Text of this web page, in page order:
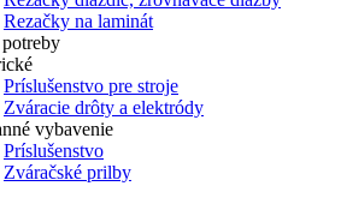
Rezačky na laminát
Príslušenstvo pre stroje
Zváracie drôty a elektródy
vybavenie
Príslušenstvo
Zváračské prilby